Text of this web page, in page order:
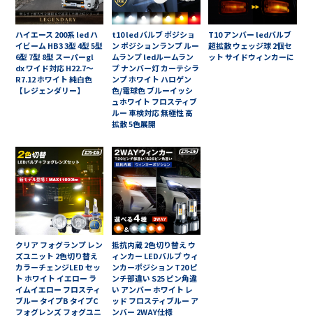
ハイエース 200系 led ハ
イビーム HB3 3型 4型 5型
6型 7型 8型 スーパーgl
dx ワイド対応 H22.7～
R7.12 ホワイト 純白色
【レジェンダリー】
t10 led バルブ ポジショ
ン ポジションランプ ルー
ムランプ ledルームラン
プ ナンバー灯 カーテシラ
ンプ ホワイト ハロゲン
色/電球色 ブルーイッシ
ュホワイト フロスティブ
ルー 車検対応 無極性 高
拡散 5色展開
T10 アンバー ledバルブ
超拡散 ウェッジ球 2個セ
ット サイドウィンカーに
クリア フォグランプ レン
ズユニット 2色切り替え
カラーチェンジLED セッ
ト ホワイト イエロー ラ
イムイエロー フロスティ
ブルー タイプB タイプC
フォグレンズ フォグユニ
抵抗内蔵 2色切り替え ウ
ィンカー LEDバルブ ウィ
ンカーポジション T20 ピ
ンチ部違い S25 ピン角違
い アンバー ホワイト レ
ッド フロスティブルー ア
ンバー 2WAY仕様